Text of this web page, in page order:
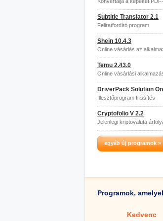
Subtitle Translator 2.1
Feliratfordító program
Shein 10.4.3
Online vásárlás az
Temu 2.43.0
Online vásárlási
DriverPack Solution
Illesztőprogram frissítés
Cryptofolio V 2.2
Jelenlegi kriptovaluta
egyéb új programok »
Programok,
Kedvenc